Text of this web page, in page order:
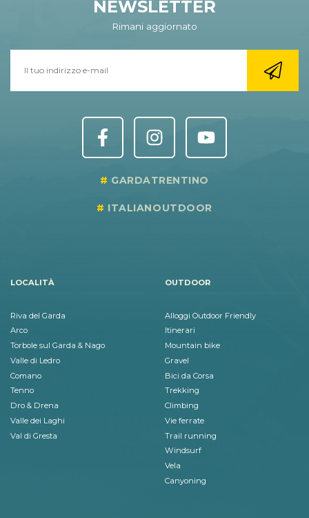
NEWSLETTER
Rimani aggiornato
GARDATRENTINO
ITALIANOUTDOOR
LOCALITÀ
Riva del Garda
Arco
Torbole sul Garda & Nago
Valle di Ledro
Comano
Tenno
Dro & Drena
Valle dei Laghi
Val di Gresta
OUTDOOR
Alloggi Outdoor Friendly
Itinerari
Mountain bike
Gravel
Bici da Corsa
Trekking
Climbing
Vie ferrate
Trail running
Windsurf
Vela
Canyoning